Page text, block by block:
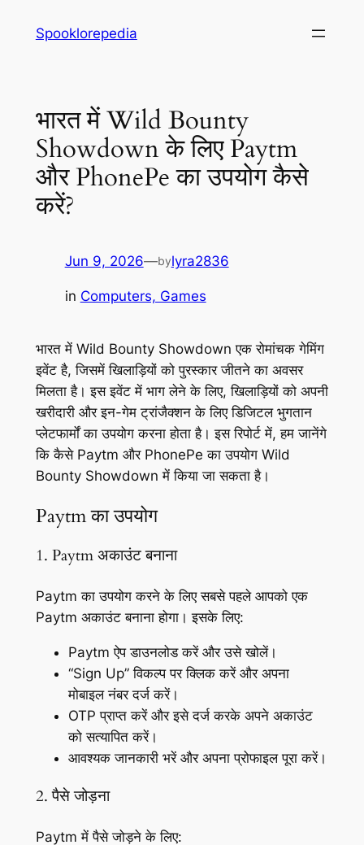
Spooklorepedia
भारत में Wild Bounty
Showdown के लिए Paytm
और PhonePe का उपयोग कैसे
करें?
Jun 9, 2026—bylyra2836
in Computers, Games
भारत में Wild Bounty Showdown एक रोमांचक गेमिंग
इवेंट है, जिसमें खिलाड़ियों को पुरस्कार जीतने का अवसर
मिलता है। इस इवेंट में भाग लेने के लिए, खिलाड़ियों को अपनी
खरीदारी और इन-गेम ट्रांजैक्शन के लिए डिजिटल भुगतान
प्लेटफार्मों का उपयोग करना होता है। इस रिपोर्ट में, हम जानेंगे
कि कैसे Paytm और PhonePe का उपयोग Wild
Bounty Showdown में किया जा सकता है।
Paytm का उपयोग
1. Paytm अकाउंट बनाना
Paytm का उपयोग करने के लिए सबसे पहले आपको एक
Paytm अकाउंट बनाना होगा। इसके लिए:
Paytm ऐप डाउनलोड करें और उसे खोलें।
“Sign Up” विकल्प पर क्लिक करें और अपना
मोबाइल नंबर दर्ज करें।
OTP प्राप्त करें और इसे दर्ज करके अपने अकाउंट
को सत्यापित करें।
आवश्यक जानकारी भरें और अपना प्रोफाइल पूरा करें।
2. पैसे जोड़ना
Paytm में पैसे जोड़ने के लिए: